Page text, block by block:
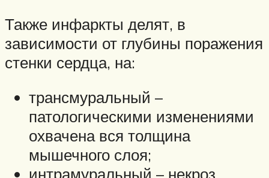
Также инфаркты делят, в
зависимости от глубины поражения
стенки сердца, на:
трансмуральный –
патологическими изменениями
охвачена вся толщина
мышечного слоя;
интрамуральный – некроз